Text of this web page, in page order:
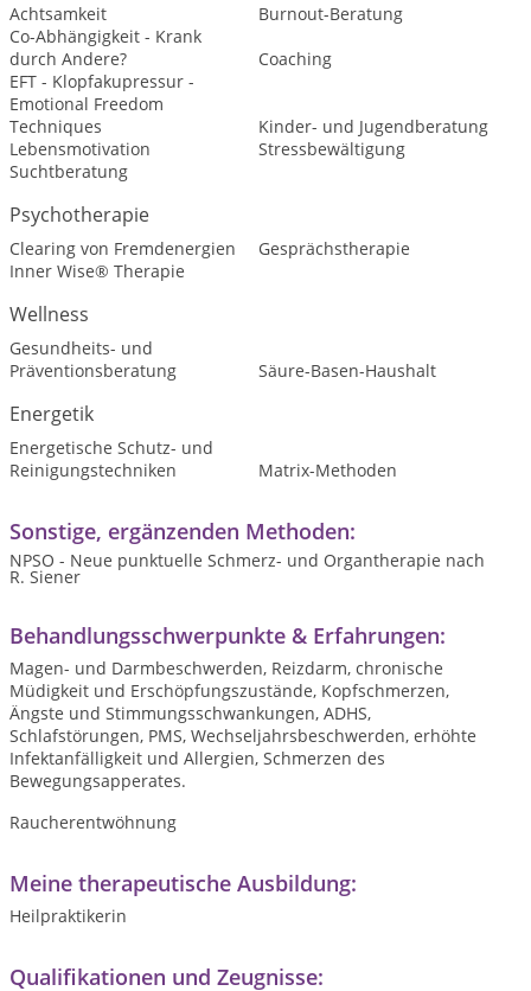
Achtsamkeit
Burnout-Beratung
Co-Abhängigkeit - Krank
durch Andere?
Coaching
EFT - Klopfakupressur -
Emotional Freedom
Techniques
Kinder- und Jugendberatung
Lebensmotivation
Stressbewältigung
Suchtberatung
Psychotherapie
Clearing von Fremdenergien
Gesprächstherapie
Inner Wise® Therapie
Wellness
Gesundheits- und
Präventionsberatung
Säure-Basen-Haushalt
Energetik
Energetische Schutz- und
Reinigungstechniken
Matrix-Methoden
Sonstige, ergänzenden Methoden:
NPSO - Neue punktuelle Schmerz- und Organtherapie nach
R. Siener
Behandlungsschwerpunkte & Erfahrungen:
Magen- und Darmbeschwerden, Reizdarm, chronische
Müdigkeit und Erschöpfungszustände, Kopfschmerzen,
Ängste und Stimmungsschwankungen, ADHS,
Schlafstörungen, PMS, Wechseljahrsbeschwerden, erhöhte
Infektanfälligkeit und Allergien, Schmerzen des
Bewegungsapperates.
Raucherentwöhnung
Meine therapeutische Ausbildung:
Heilpraktikerin
Qualifikationen und Zeugnisse: